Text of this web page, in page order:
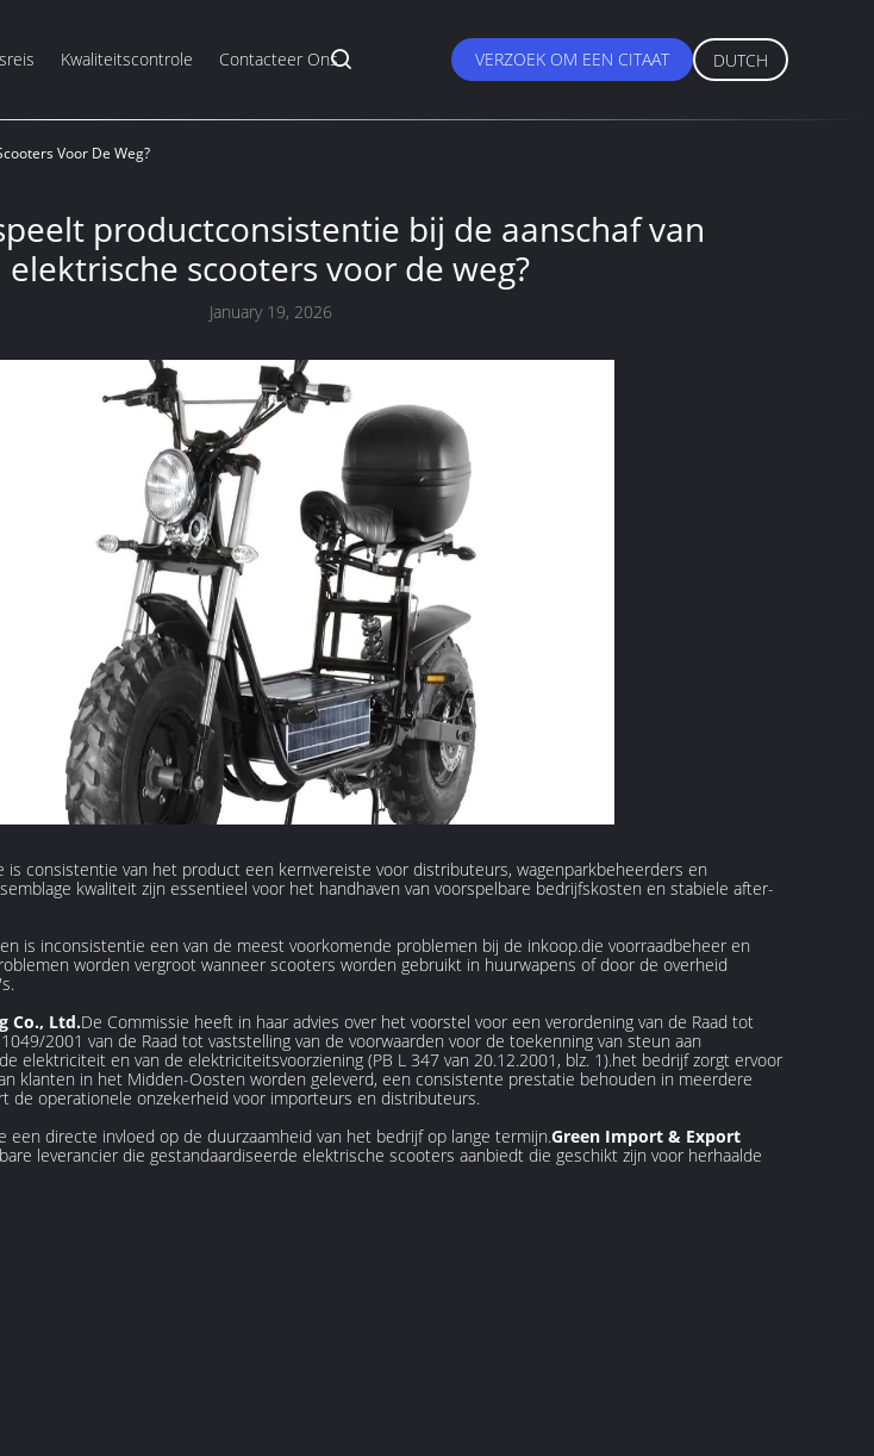
Kwaliteitscontrole Contacteer Ons VERZOEK OM EEN CITAAT DUTCH
Voor De Weg?
productconsistentie bij de aanschaf van
elektrische scooters voor de weg?
January 19, 2026
consistentie van het product een kernvereiste voor distributeurs, wagenparkbeheerders en
kwaliteit zijn essentieel voor het handhaven van voorspelbare bedrijfskosten en stabiele after-
is inconsistentie een van de meest voorkomende problemen bij de inkoop.die voorraadbeheer en
worden vergroot wanneer scooters worden gebruikt in huurwapens of door de overheid
Co., Ltd.De Commissie heeft in haar advies over het voorstel voor een verordening van de Raad tot
2001 van de Raad tot vaststelling van de voorwaarden voor de toekenning van steun aan
elektriciteit en van de elektriciteitsvoorziening (PB L 347 van 20.12.2001, blz. 1).het bedrijf zorgt ervoor
klanten in het Midden-Oosten worden geleverd, een consistente prestatie behouden in meerdere
de operationele onzekerheid voor importeurs en distributeurs.
directe invloed op de duurzaamheid van het bedrijf op lange termijn.Green Import & Export
leverancier die gestandaardiseerde elektrische scooters aanbiedt die geschikt zijn voor herhaalde